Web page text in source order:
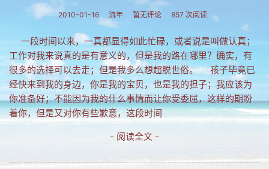
yaner online
毕业留言册
流年
五笔难啊
流行.时代.天下
网络新事物
2010-01-16 流年 暂无评论 857 次阅读
一段时间以来，一真都显得如此忙碌，或者说是叫做认真；
工作对我来说真的是有意义的，但是我的路在哪里？确实，有
很多的选择可以去走；但是我多么想超脱世俗。 孩子毕竟已
经快来到我的身边，你是我的宝贝，也是我的担子；我应该为
你准备好；不能因为我的什么事情而让你受委屈，这样的期盼
着你，但是又对你有些歉意，这段时间
- 阅读全文 -